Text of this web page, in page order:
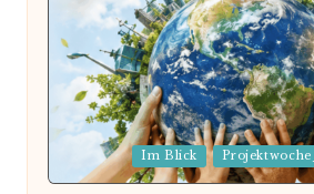
Posted
Im Blick